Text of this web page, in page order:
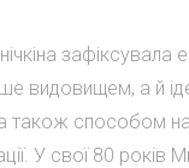
зафіксувала
видовищем, а й
також способом
У свої 80 років